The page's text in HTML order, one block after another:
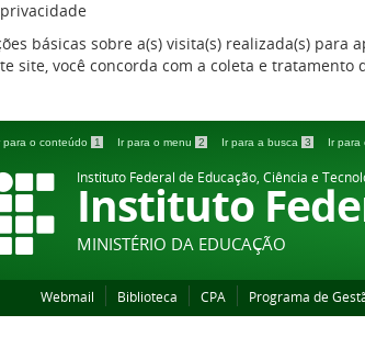
básicas sobre a(s) visita(s) realizada(s)
site, você concorda com a coleta e
para o conteúdo 1 Ir para o menu 2 Ir para a busca 3 Ir para
Instituto Federal de Educação, Ciência e
Instituto
MINISTÉRIO DA EDUCAÇÃO
Webmail Biblioteca CPA Programa de